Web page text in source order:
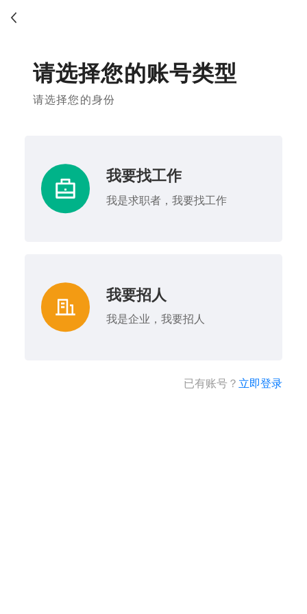
请选择您的账号类型
请选择您的身份
我要找工作
我是求职者，我要找工作
我要招人
我是企业，我要招人
已有账号？ 立即登录